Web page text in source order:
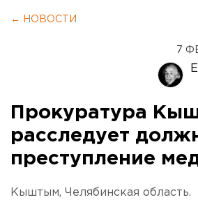
← НОВОСТИ
7
Прокуратура
расследует
преступление
Кыштым, Челябинская область.